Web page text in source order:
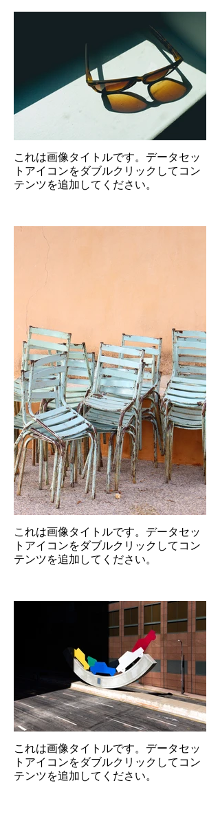
これは画像タイトルです。データセッ
トアイコンをダブルクリックしてコン
テンツを追加してください。
これは画像タイトルです。データセッ
トアイコンをダブルクリックしてコン
テンツを追加してください。
これは画像タイトルです。データセッ
トアイコンをダブルクリックしてコン
テンツを追加してください。